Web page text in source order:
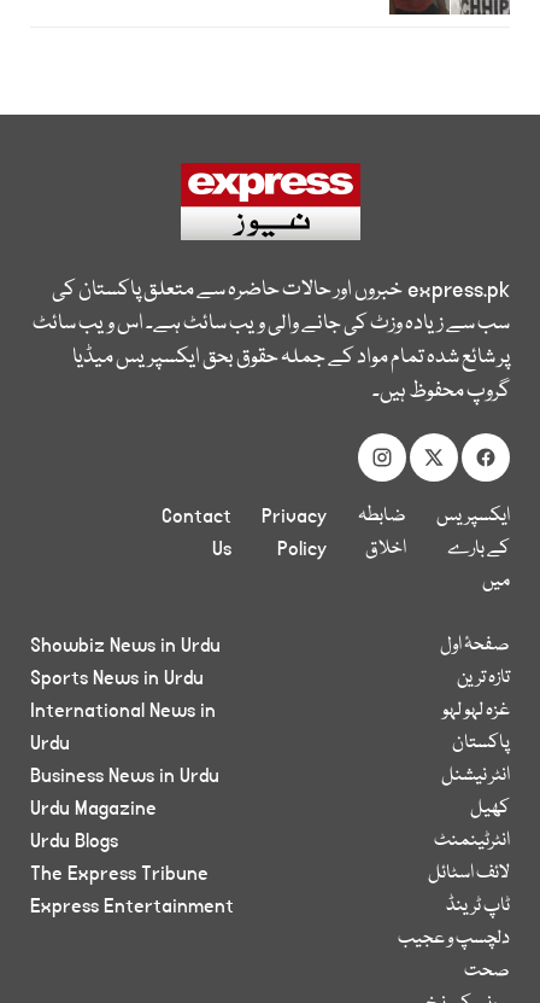
express.pkخبروں اور حالات حاضرہ سے متعلق پاکستان کی
سب سے زیادہ وزٹ کی جانے والی ویب سائٹ ہے۔ اس ویب سائٹ
پر شائع شدہ تمام مواد کے جملہ حقوق بحق ایکسپریس میڈیا
گروپ محفوظ ہیں۔
ایکسپریس
کے بارے
میں
ضابطہ
اخلاق
Privacy
Policy
Contact
Us
صفحۂ اول
تازہ ترین
غزہ لہو لہو
پاکستان
انٹر نیشنل
کھیل
انٹرٹینمنٹ
لائف اسٹائل
ٹاپ ٹرینڈ
دلچسپ و عجیب
صحت
Showbiz News in Urdu
Sports News in Urdu
International News in
Urdu
Business News in Urdu
Urdu Magazine
Urdu Blogs
The Express Tribune
Express Entertainment